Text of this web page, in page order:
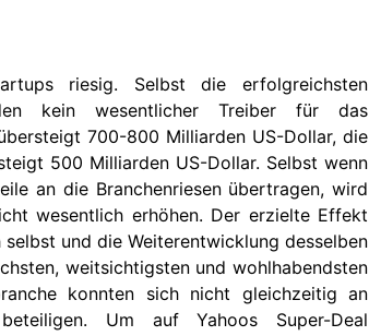
riesig. Selbst die erfolgreichsten
kein wesentlicher Treiber für das
700-800 Milliarden US-Dollar, die
500 Milliarden US-Dollar. Selbst wenn
an die Branchenriesen übertragen, wird
wesentlich erhöhen. Der erzielte Effekt
und die Weiterentwicklung desselben
weitsichtigsten und wohlhabendsten
konnten sich nicht gleichzeitig an
Um auf Yahoos Super-Deal